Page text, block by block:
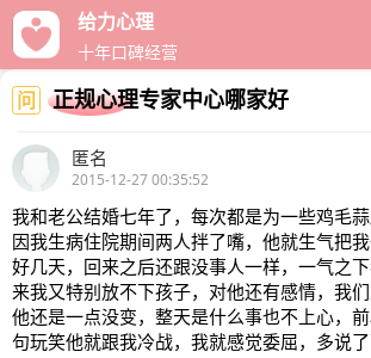
给力心理
十年口碑经营
问 正规心理专家中心哪家好
匿名
2015-12-27 00:35:52
我和老公结婚七年了，每次都是为一些鸡毛
因我生病住院期间两人拌了嘴，他就生气把
好几天，回来之后还跟没事人一样，一气之
来我又特别放不下孩子，对他还有感情，我
他还是一点没变，整天是什么事也不上心，
句玩笑他就跟我冷战，我就感觉委屈，多说